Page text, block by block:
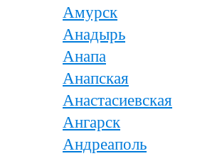
Амурск
Анадырь
Анапа
Анапская
Анастасиевская
Ангарск
Андреаполь